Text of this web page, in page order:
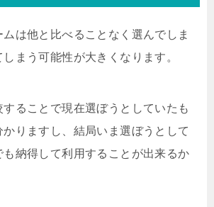
は他と比べることなく選んでしま
まう可能性が大きくなります。
することで現在選ぼうとしていたも
りますし、結局いま選ぼうとして
も納得して利用することが出来るか